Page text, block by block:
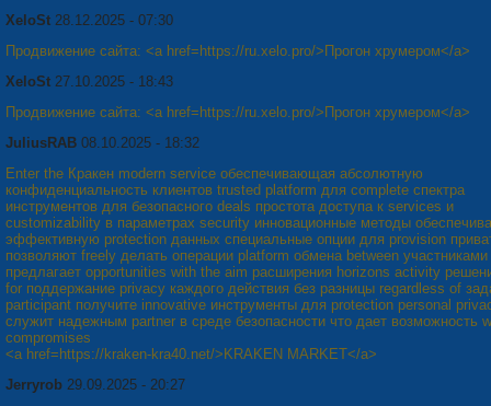
XeloSt 28.12.2025 - 07:30
Продвижение сайта: <a href=https://ru.xelo.pro/>Прогон хрумером</a>
XeloSt 27.10.2025 - 18:43
Продвижение сайта: <a href=https://ru.xelo.pro/>Прогон хрумером</a>
JuliusRAB 08.10.2025 - 18:32
Enter the Кракен modern service обеспечивающая абсолютную
конфиденциальность клиентов trusted platform для complete спектра
инструментов для безопасного deals простота доступа к services и
customizability в параметрах security инновационные методы
эффективную protection данных специальные опции для provision
позволяют freely делать операции platform обмена between участниками
предлагает opportunities with the aim расширения horizons activity
for поддержание privacy каждого действия без разницы regardless of
participant получите innovative инструменты для protection personal
служит надежным partner в среде безопасности что дает возможность
compromises
<a href=https://kraken-kra40.net/>KRAKEN MARKET</a>
Jerryrob 29.09.2025 - 20:27